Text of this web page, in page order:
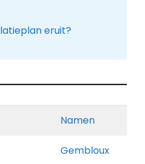
eruit?
Namen
Gembloux